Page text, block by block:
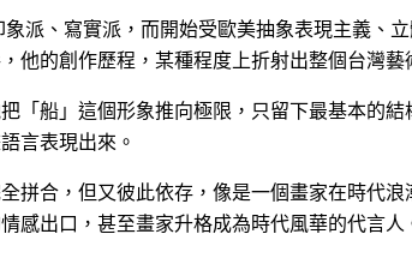
派、寫實派，而開始受歐美抽象表現主義、
的創作歷程，某種程度上折射出整個台灣藝
「船」這個形象推向極限，只留下最基本的
言表現出來。
拼合，但又彼此依存，像是一個畫家在時代
感出口，甚至畫家升格成為時代風華的代言人